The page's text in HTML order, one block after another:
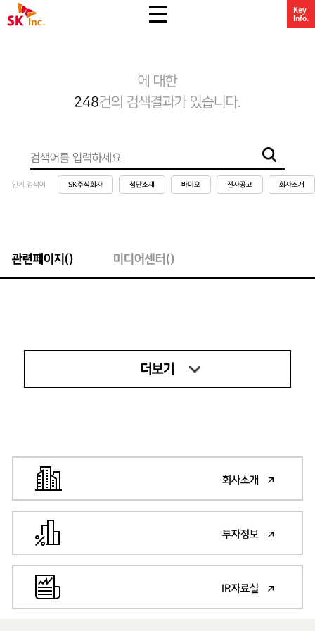
SK주식회사 undefined
Key
Info.
에 대한
248건의 검색결과가 있습니다.
검색 하기
인기 검색어 SK주식회사 첨단소재 바이오 전자공고 회사소개
관련페이지() 미디어센터()
더보기
회사소개
투자정보
IR자료실